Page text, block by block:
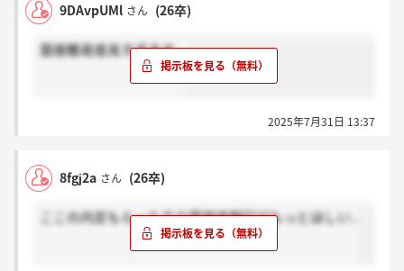
9DAvpUMl さん (26卒)
面接難易度高すぎます。
2025年7月31日 13:37
8fgj2a さん (26卒)
ここの内定もらった方の面接体験記がもっとほしい..